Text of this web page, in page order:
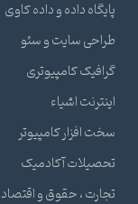
پایگاه داده و داده کاوی
طراحی سایت و سئو
گرافیک کامپیوتری
اینترنت اشیاء
سخت افزار کامپیوتر
تحصیلات آکادمیک
تجارت ، حقوق و اقتصاد